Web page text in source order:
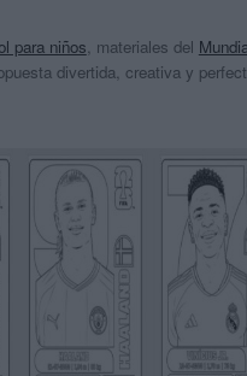
para niños , materiales del
divertida, creativa y